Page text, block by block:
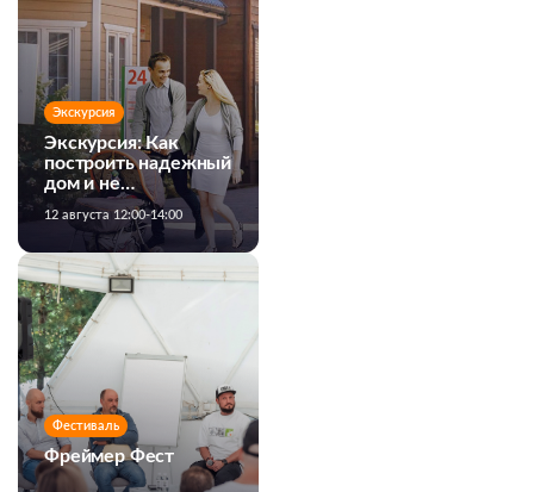
Экскурсия
Экскурсия: Как
построить надежный
дом и не
переплатить
12 августа 12:00-14:00
Фестиваль
Фреймер Фест